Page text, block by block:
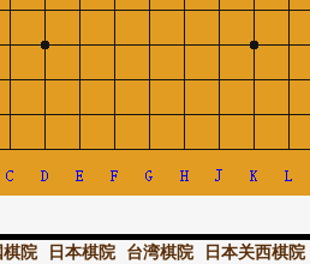
棋院 日本棋院 台湾棋院 日本关西棋院